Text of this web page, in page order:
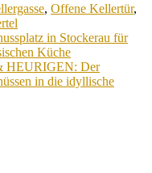
, Offene Kellertür,
in Stockerau für
Küche
HEURIGEN: Der
in die idyllische